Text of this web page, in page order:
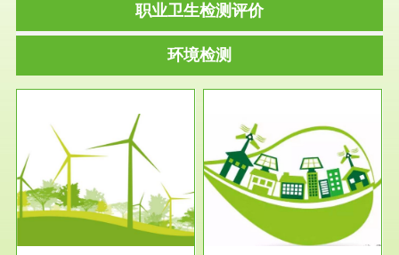
职业卫生检测评价
环境检测
服务范围
环保竣工验收
根据《建设项目环境保护管理条
例》第十七条 编制环境影响报